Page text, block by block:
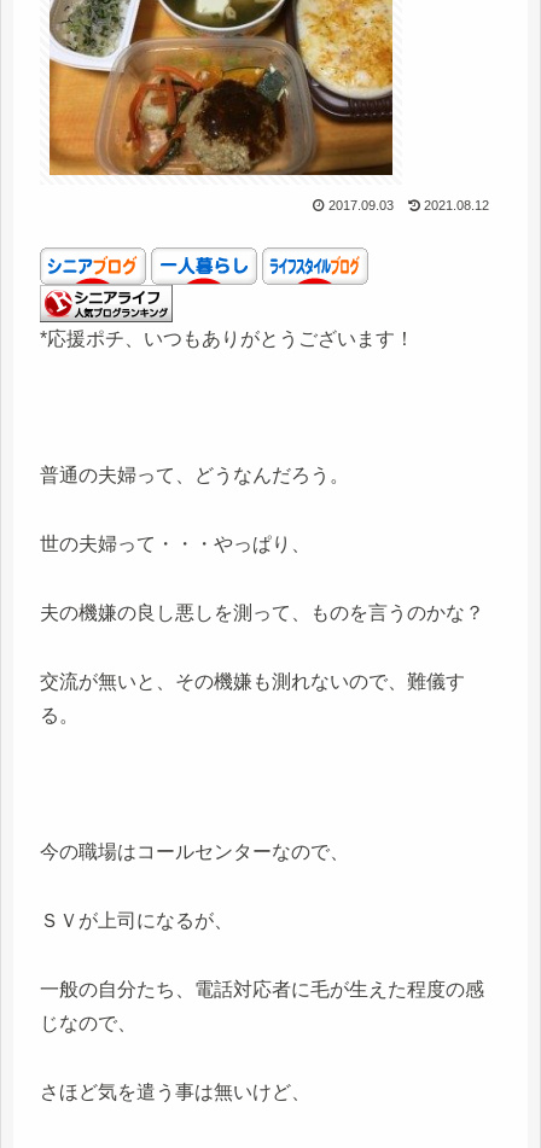
2017.09.03 2021.08.12
*応援ポチ、いつもありがとうございます！
普通の夫婦って、どうなんだろう。
世の夫婦って・・・やっぱり、
夫の機嫌の良し悪しを測って、ものを言うのかな？
交流が無いと、その機嫌も測れないので、難儀す
る。
今の職場はコールセンターなので、
ＳＶが上司になるが、
一般の自分たち、電話対応者に毛が生えた程度の感
じなので、
さほど気を遣う事は無いけど、